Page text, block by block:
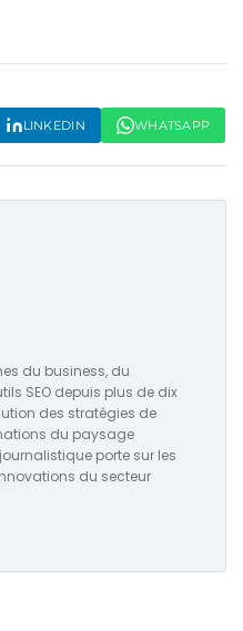
LINKEDIN WHATSAPP
du business, du
SEO depuis plus de dix
des stratégies de
du paysage
porte sur les
du secteur